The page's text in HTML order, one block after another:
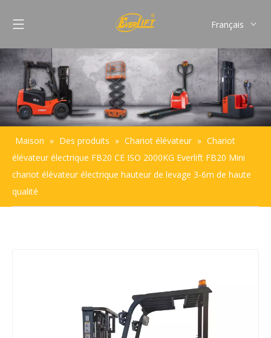
Français
Pусский
Español
Português
Maison » Des produits » Chariot élévateur » Chariot
élévateur électrique FB20 CE ISO 2000KG Everlift FB20 Mini
chariot élévateur électrique hauteur de levage 3-6m de haute
qualité